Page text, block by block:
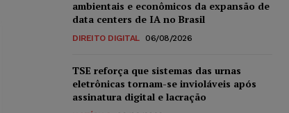
ambientais e econômicos da expansão de
data centers de IA no Brasil
DIREITO DIGITAL 06/08/2026
TSE reforça que sistemas das urnas
eletrônicas tornam-se invioláveis após
assinatura digital e lacração